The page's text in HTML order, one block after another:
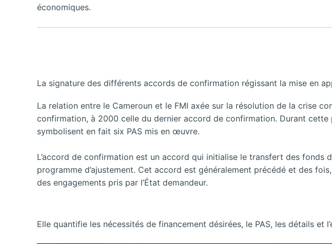
économiques.
La signature des différents accords de confirmation régissant la mise en
La relation entre le Cameroun et le FMI axée sur la résolution de la crise
confirmation, à 2000 celle du dernier accord de confirmation. Durant
symbolisent en fait six PAS mis en œuvre.
L’accord de confirmation est un accord qui initialise le transfert des fonds
programme d’ajustement. Cet accord est généralement précédé et des
des engagements pris par l’État demandeur.
Elle quantifie les nécessités de financement désirées, le PAS, les détails et